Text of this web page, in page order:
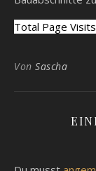
Total Page
Von Sascha